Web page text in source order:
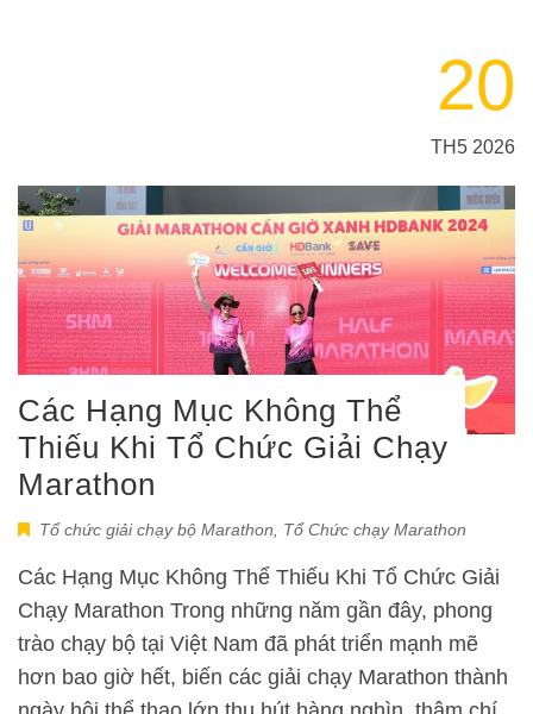
20
TH5 2026
Các Hạng Mục Không Thể
Thiếu Khi Tổ Chức Giải Chạy
Marathon
Tổ chức giải chạy bộ Marathon Tổ Chức chạy Marathon
Các Hạng Mục Không Thể Thiếu Khi Tổ Chức Giải
Chạy Marathon Trong những năm gần đây, phong
trào chạy bộ tại Việt Nam đã phát triển mạnh mẽ
hơn bao giờ hết, biến các giải chạy Marathon thành